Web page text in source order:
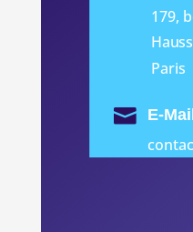
179,
Paris
 E-